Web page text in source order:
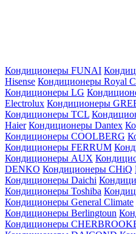
Кондиционеры FUNAI
Hisense Кондиционеры Royal
Кондиционеры LG
Electrolux Кондиционеры
Кондиционеры TCL
Haier Кондиционеры Dantex
Кондиционеры СOOLBERG
Кондиционеры FERRUM
Кондиционеры AUX
DENKO Кондиционеры CHiQ
Кондиционеры Daichi
Кондиционеры Toshiba
Кондиционеры General Climate
Кондиционеры Berlingtoun
Кондиционеры